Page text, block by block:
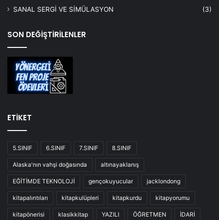
SANAL SERGİ VE SİMÜLASYON
(3)
SON DEĞİŞTİRİLENLER
ETİKET
5.SINIF 6.SINIF 7.SINIF 8.SINIF
Alaska'nın vahşi doğasında altınayaklanış
EĞİTİMDE TEKNOLOJİ gençokuyucular jacklondong
kitapalıntıları kitapkulüpleri kitapkurdu kitapyorumu
kitapönerisi klasikkitap YAZILI ÖĞRETMEN İDARİ